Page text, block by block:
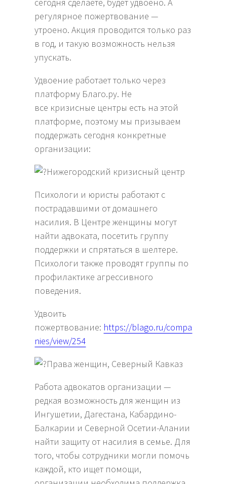
сегодня сделаете, будет удвоено. А
регулярное пожертвование —
утроено. Акция проводится только раз
в год, и такую возможность нельзя
упускать.
Удвоение работает только через
платформу Благо.ру. Не
все кризисные центры есть на этой
платформе, поэтому мы призываем
поддержать сегодня конкретные
организации:
Нижегородский кризисный центр
Психологи и юристы работают с
пострадавшими от домашнего
насилия. В Центре женщины могут
найти адвоката, посетить группу
поддержки и спрятаться в шелтере.
Психологи также проводят группы по
профилактике агрессивного
поведения.
Удвоить
пожертвование: https://blago.ru/compa
nies/view/254
Права женщин, Северный Кавказ
Работа адвокатов организации —
редкая возможность для женщин из
Ингушетии, Дагестана, Кабардино-
Балкарии и Северной Осетии-Алании
найти защиту от насилия в семье. Для
того, чтобы сотрудники могли помочь
каждой, кто ищет помощи,